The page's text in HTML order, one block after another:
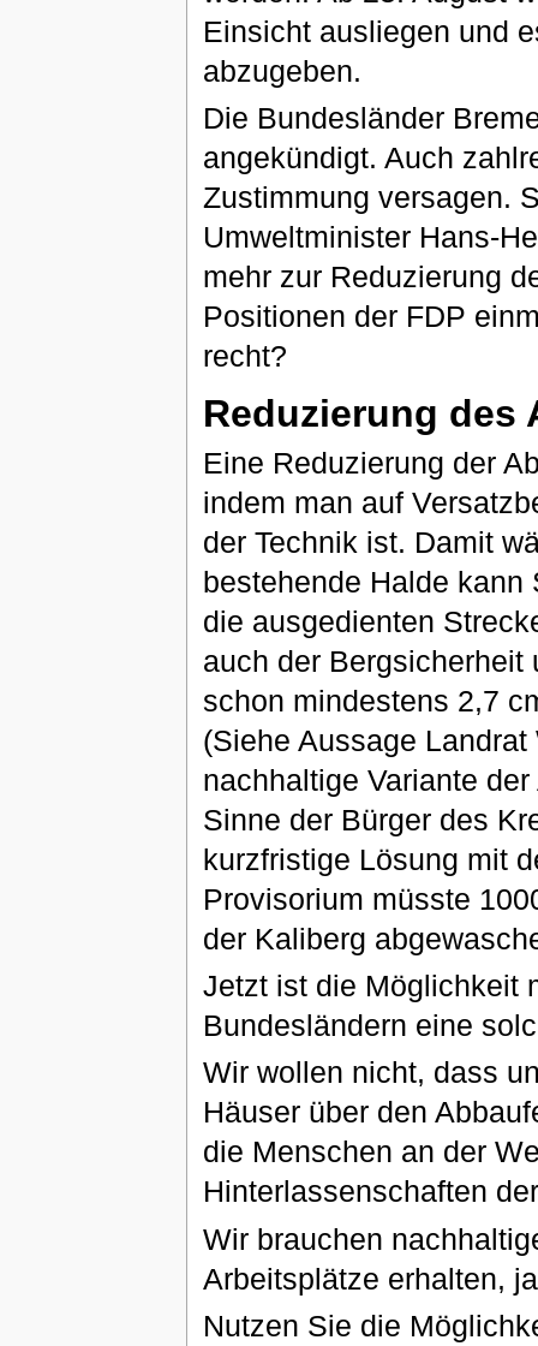
Einsicht ausliegen und
abzugeben.
Die Bundesländer
angekündigt. Auch
Zustimmung versagen.
Umweltminister Hans-
mehr zur Reduzierung
Positionen der FDP
recht?
Reduzierung des
Eine Reduzierung der
indem man auf
der Technik ist. Damit
bestehende Halde kann
die ausgedienten
auch der Bergsicherheit
schon mindestens 2,7
(Siehe Aussage
nachhaltige Variante
Sinne der Bürger des
kurzfristige Lösung mit
Provisorium müsste
der Kaliberg
Jetzt ist die Möglichkeit
Bundesländern eine
Wir wollen nicht, dass
Häuser über den
die Menschen an der
Hinterlassenschaften
Wir brauchen
Arbeitsplätze erhalten,
Nutzen Sie die